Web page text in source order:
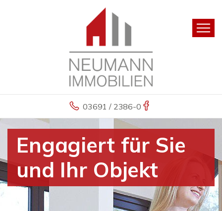
03691 / 2386-0
Engagiert für Sie
und Ihr Objekt